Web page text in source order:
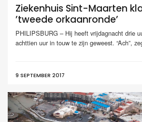
Ziekenhuis Sint-Maarten
’tweede orkaanronde’
PHILIPSBURG – Hij heeft vrijdagnacht drie
achttien uur in touw te zijn geweest. “Ach”,
9 SEPTEMBER 2017